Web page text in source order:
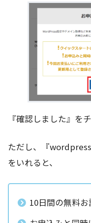
『確認しました』を
ただし、『
をいれると、
10日間の無料